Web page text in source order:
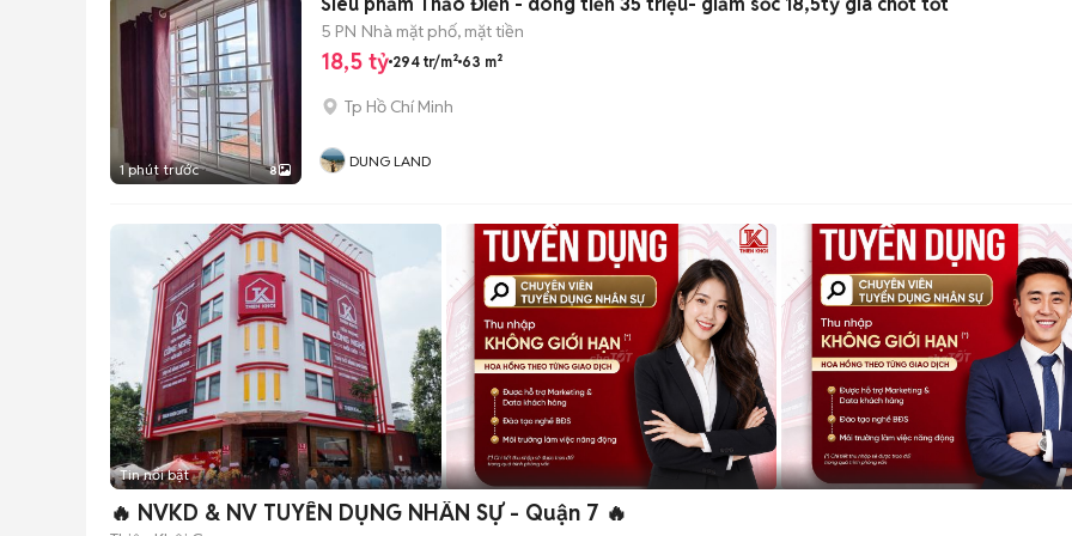
1 phút trước 8
5 PN Nhà mặt phố, mặt tiền
18,5 tỷ 294 tr/m² 63 m²
Tp Hồ Chí Minh
DUNG LAND
Tin nổi bật
🔥 NVKD & NV TUYỂN DỤNG NHÂN SỰ - Quận 7 🔥